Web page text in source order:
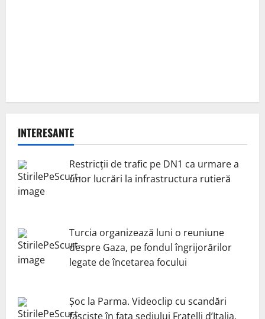
INTERESANTE
Restricții de trafic pe DN1 ca urmare a
unor lucrări la infrastructura rutieră
Turcia organizează luni o reuniune
despre Gaza, pe fondul îngrijorărilor
legate de încetarea focului
Șoc la Parma. Videoclip cu scandări
fasciste în fața sediului Fratelli d’Italia,